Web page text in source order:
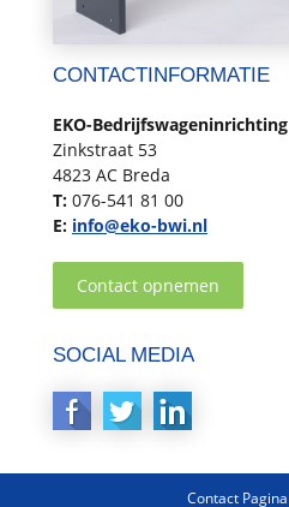
CONTACTINFORMATIE
EKO-Bedrijfswageninrichting
Zinkstraat 53
4823 AC Breda
T: 076-541 81 00
E: info@eko-bwi.nl
Contact opnemen
SOCIAL MEDIA
Contact Pagina